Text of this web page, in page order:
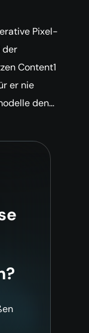
Pixel-
der
Content1
er nie
den…